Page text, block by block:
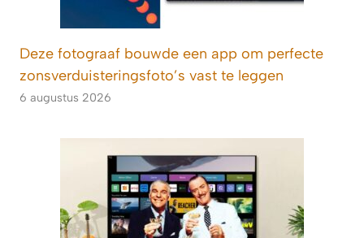
Deze fotograaf bouwde een app om perfecte
zonsverduisteringsfoto’s vast te leggen
6 augustus 2026